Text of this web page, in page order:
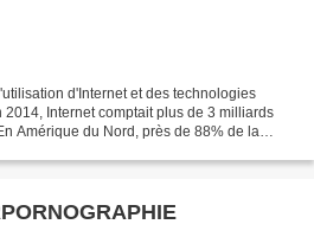
d'Internet et des technologies
Internet comptait plus de 3 milliards
Amérique du Nord, près de 88% de la